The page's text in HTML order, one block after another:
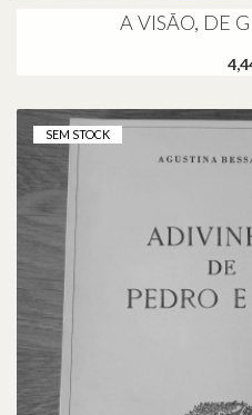
A VISÃO, DE
SEM STOCK